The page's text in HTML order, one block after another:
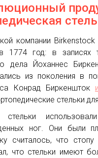
компании
1774 год: в записях
дела Йоханнес
из поколения в
Конрад Биркеншток
стельки
стельки
ног. Они были
считалось, что
что стельки имеют